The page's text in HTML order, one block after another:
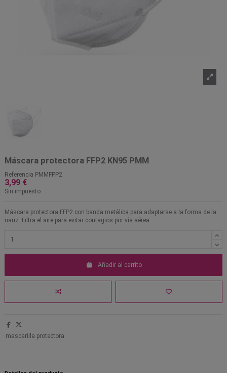
Máscara protectora FFP2 KN95 PMM
Referencia PMMFPP2
3,99 €
Sin impuesto
Máscara protectora FFP2 con banda metálica para adaptarse a la forma de la
nariz. Filtra el aire para evitar contagios por vía aérea.
Añadir al carrito
mascarilla protectora